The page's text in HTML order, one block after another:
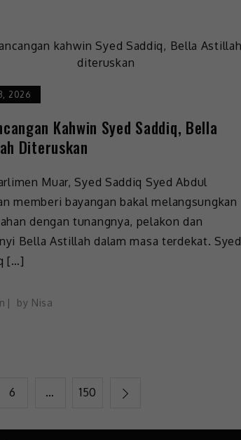
2026
Kahwin Syed Saddiq, Bella
Diteruskan
Muar, Syed Saddiq Syed Abdul
memberi bayangan bakal melangsungkan
dengan tunangnya, pelakon dan
Bella Astillah dalam masa terdekat. Syed
[…]
by Nisa
6 … 150